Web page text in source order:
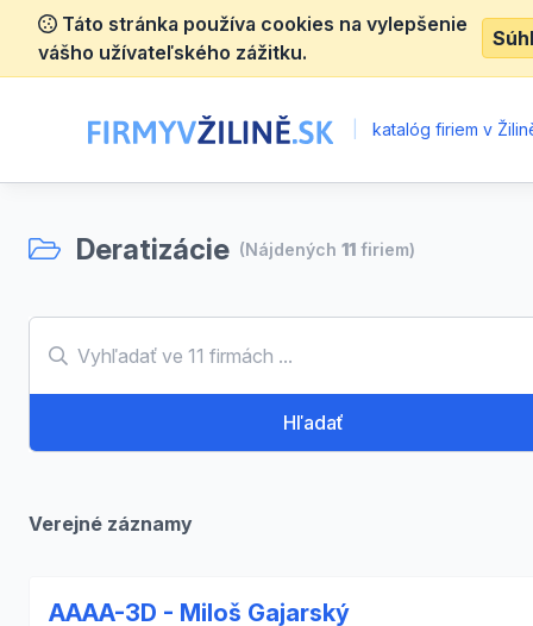
Táto stránka používa cookies na vylepšenie
vášho užívateľského zážitku.
katalóg firiem v
Deratizácie (Nájdených 11 firiem)
Hľadať
Verejné záznamy
AAAA-3D - Miloš Gajarský